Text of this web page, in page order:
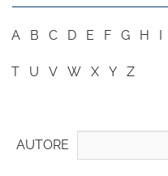
A B C D E F G H I
T U V W X Y Z
AUTORE